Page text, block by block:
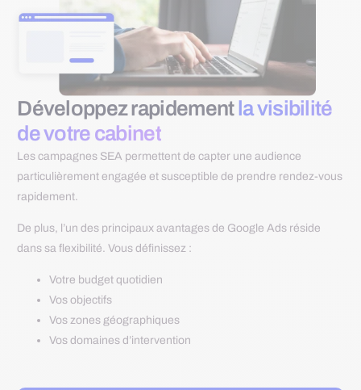
Développez rapidement la visibilité
de votre cabinet
Les campagnes SEA permettent de capter une audience
particulièrement engagée et susceptible de prendre rendez-vous
rapidement.
De plus, l’un des principaux avantages de Google Ads réside
dans sa flexibilité. Vous définissez :
Votre budget quotidien
Vos objectifs
Vos zones géographiques
Vos domaines d’intervention